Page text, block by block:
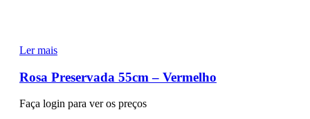
Ler mais
Rosa Preservada 55cm – Vermelho
Faça login para ver os preços